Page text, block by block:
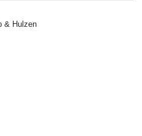
& Hulzen